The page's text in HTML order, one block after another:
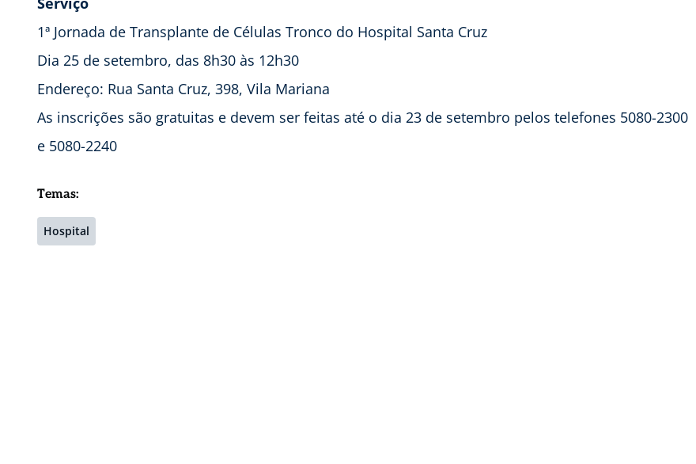
1ª Jornada de Transplante de Células Tronco do Hospital Santa Cruz
Dia 25 de setembro, das 8h30 às 12h30
Endereço: Rua Santa Cruz, 398, Vila Mariana
As inscrições são gratuitas e devem ser feitas até o dia 23 de setembro pelos telefones 5080-2300
e 5080-2240
Temas:
Hospital